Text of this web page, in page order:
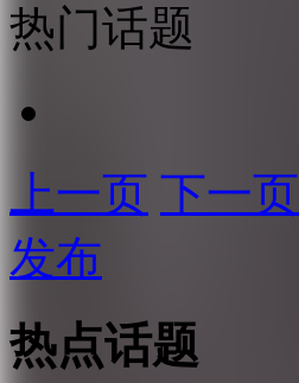
热门话题
上一页 下一页
发布
热点话题